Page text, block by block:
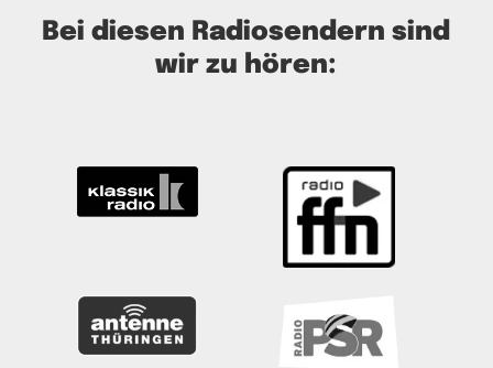
Bei diesen Radiosendern sind
wir zu hören: